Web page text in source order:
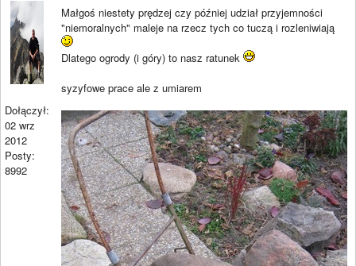
Dołączył:
02 wrz
2012
Posty:
8992
Małgoś niestety prędzej czy później udział przyjemności
"niemoralnych" maleje na rzecz tych co tuczą i rozleniwiają
Dlatego ogrody (i góry) to nasz ratunek
syzyfowe prace ale z umiarem